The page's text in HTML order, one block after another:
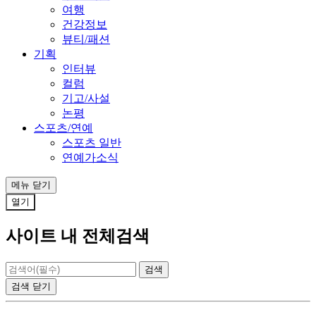
여행
건강정보
뷰티/패션
기획
인터뷰
컬럼
기고/사설
논평
스포츠/연예
스포츠 일반
연예가소식
메뉴 닫기
열기
사이트 내 전체검색
검색 닫기